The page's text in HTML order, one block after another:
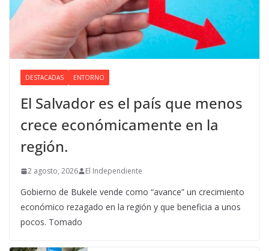
DESTACADAS ENTORNO
El Salvador es el país que menos
crece económicamente en la
región.
2 agosto, 2026 El Independiente
Gobierno de Bukele vende como “avance” un crecimiento
económico rezagado en la región y que beneficia a unos
pocos. Tomado